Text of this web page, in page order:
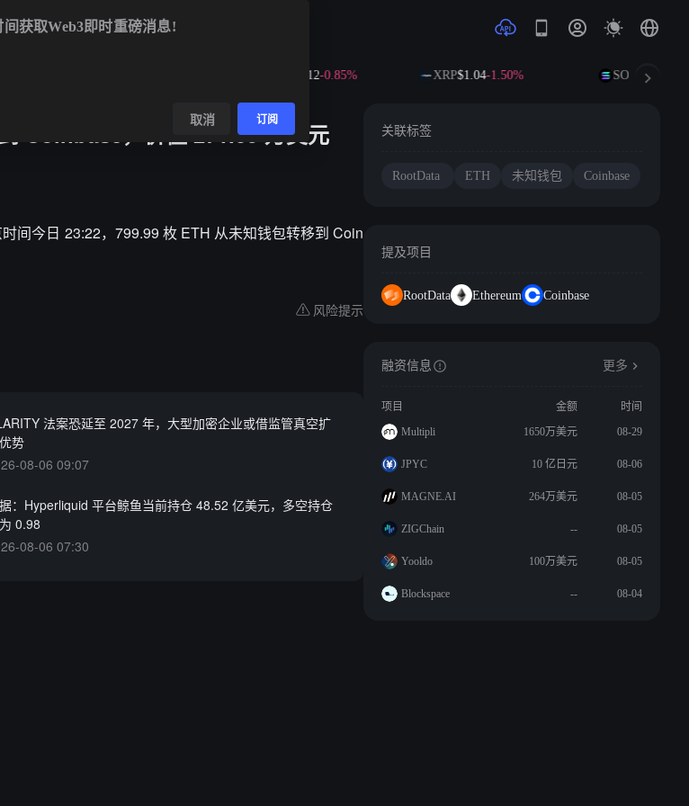
$592.12-0.85% XRP$1.04-1.50% SOL $73.17
Coinbase，价值 271.05 万美元
间今日 23:22，799.99 枚 ETH 从未知钱包转移到 Coin
风险提示
法案恐延至 2027 年，大型加密企业或借监管真空扩
势
08-06 09:07
：Hyperliquid 平台鲸鱼当前持仓 48.52 亿美元，多空持仓
0.98
08-06 07:30
关联标签
RootData ETH 未知钱包 Coinbase
提及项目
RootData Ethereum Coinbase
融资信息 更多
项目 金额
时间
Multipli
1650万美元 08-29
JPYC 10 亿日元 08-06
MAGNE.AI 264万美元 08-05
ZIGChain -- 08-05
Yooldo 100万美元 08-05
Blockspace -- 08-04
间获取Web3即时重磅消息!
取消 订阅